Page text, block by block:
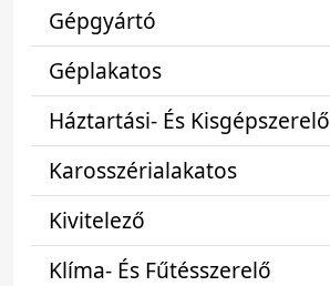
Gépgyártó
Géplakatos
Háztartási- És Kisgépszerelő
Karosszérialakatos
Kivitelező
Klíma- És Fűtésszerelő